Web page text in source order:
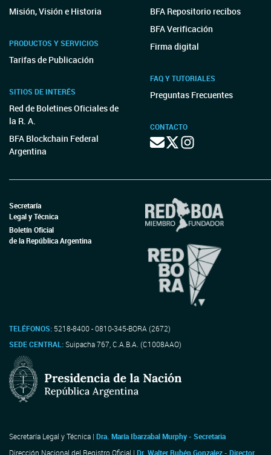
Misión, Visión e Historia
PRODUCTOS Y SERVICIOS
Tarifas de Publicación
SITIOS DE INTERÉS
Red de Boletines Oficiales de
la R. A.
BFA Blockchain Federal
Argentina
BFA Repositorio recibos
BFA Verificación
Firma digital
FAQ Y TUTORIALES
Preguntas Frecuentes
CONTACTO
Secretaría
Legal y Técnica
Boletín Oficial
de la República Argentina
TELÉFONOS: 5218-8400 - 0810-345-BORA (2672)
SEDE CENTRAL:Suipacha 767, C.A.B.A. (C1008AAO)
Secretaría Legal y Técnica | Dra. María Ibarzabal Murphy - Secretaria
Dirección Nacional del Registro Oficial | Dr. Walter Rubén Gonzalez - Director